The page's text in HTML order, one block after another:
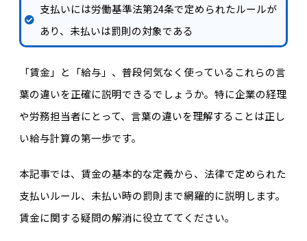
支払いには労働基準法第24条で定められたルールが
あり、未払いは罰則の対象である
「賃金」と「給与」、普段何気なく使っているこれらの言
葉の違いを正確に説明できるでしょうか。特に企業の経理
や労務担当者にとって、言葉の違いを理解することは正し
い給与計算の第一歩です。
本記事では、賃金の基本的な定義から、法律で定められた
支払いルール、未払い時の罰則まで網羅的に説明します。
賃金に関する疑問の解消に役立ててください。